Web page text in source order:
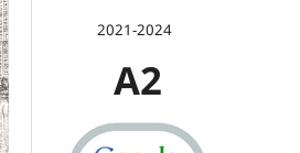
2021-2024
A2